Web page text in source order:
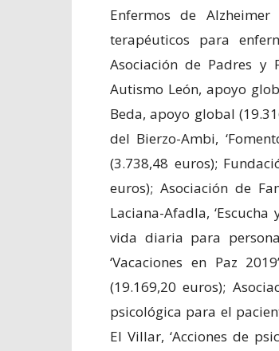
Enfermos de
terapéuticos para
Asociación de Padres y
Autismo León, apoyo
Beda, apoyo global
del Bierzo-Ambi,
(3.738,48 euros);
euros); Asociación de
Laciana-Afadla,
vida diaria para
‘Vacaciones en Paz
(19.169,20 euros);
psicológica para el
El Villar, ‘Acciones de